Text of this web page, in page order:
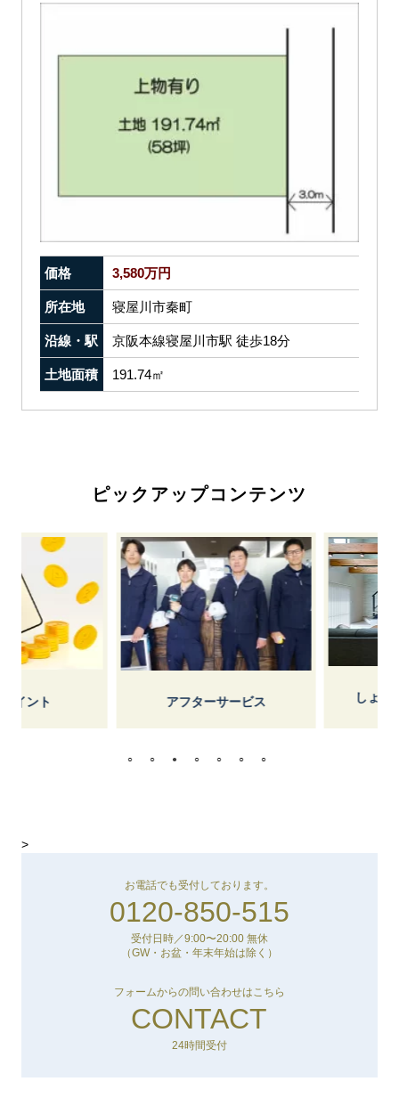
価格 3,580万円
所在地 寝屋川市秦町
沿線・駅 京阪本線寝屋川市駅 徒歩18分
土地面積 191.74㎡
ピックアップコンテンツ
ント アフターサービス しょうけ
>
お電話でも受付しております。
0120-850-515
受付日時／9:00〜20:00 無休
（GW・お盆・年末年始は除く）
フォームからの問い合わせはこちら
CONTACT
24時間受付